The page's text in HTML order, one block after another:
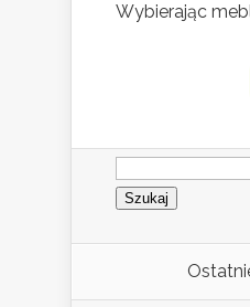
Wybierając
Szukaj: